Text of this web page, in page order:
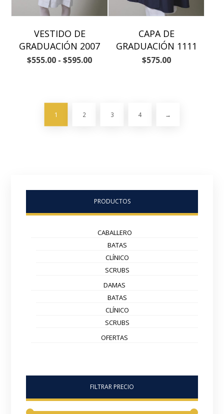
VESTIDO DE
GRADUACIÓN 2007
$555.00 - $595.00
CAPA DE
GRADUACIÓN 1111
$575.00
1 2 3 4 →
PRODUCTOS
CABALLERO
BATAS
CLÍNICO
SCRUBS
DAMAS
BATAS
CLÍNICO
SCRUBS
OFERTAS
FILTRAR PRECIO